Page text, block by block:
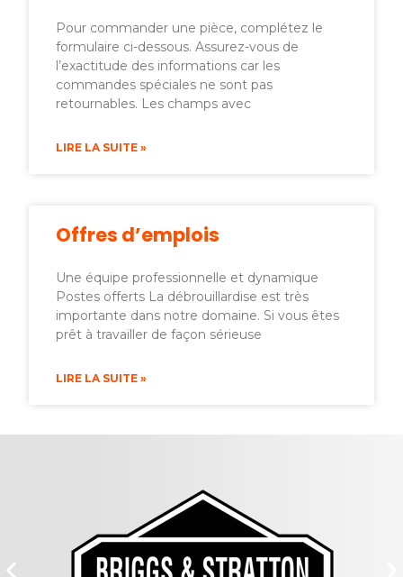
Pour commander une pièce, complétez le
formulaire ci-dessous. Assurez-vous de
l’exactitude des informations car les
commandes spéciales ne sont pas
retournables. Les champs avec
LIRE LA SUITE »
Offres d’emplois
Une équipe professionnelle et dynamique
Postes offerts La débrouillardise est très
importante dans notre domaine. Si vous êtes
prêt à travailler de façon sérieuse
LIRE LA SUITE »